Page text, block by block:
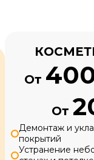
От
От
Демонтаж и
покрытий
Устранение